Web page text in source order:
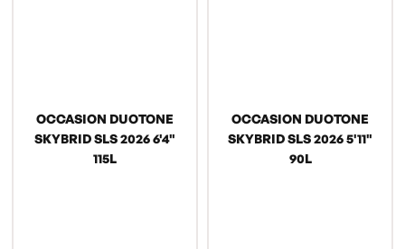
OCCASION DUOTONE
SKYBRID SLS 2026 6'4"
115L
OCCASION DUOTONE
SKYBRID SLS 2026 5'11"
90L